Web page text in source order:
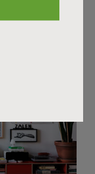
deines
zu
für deine